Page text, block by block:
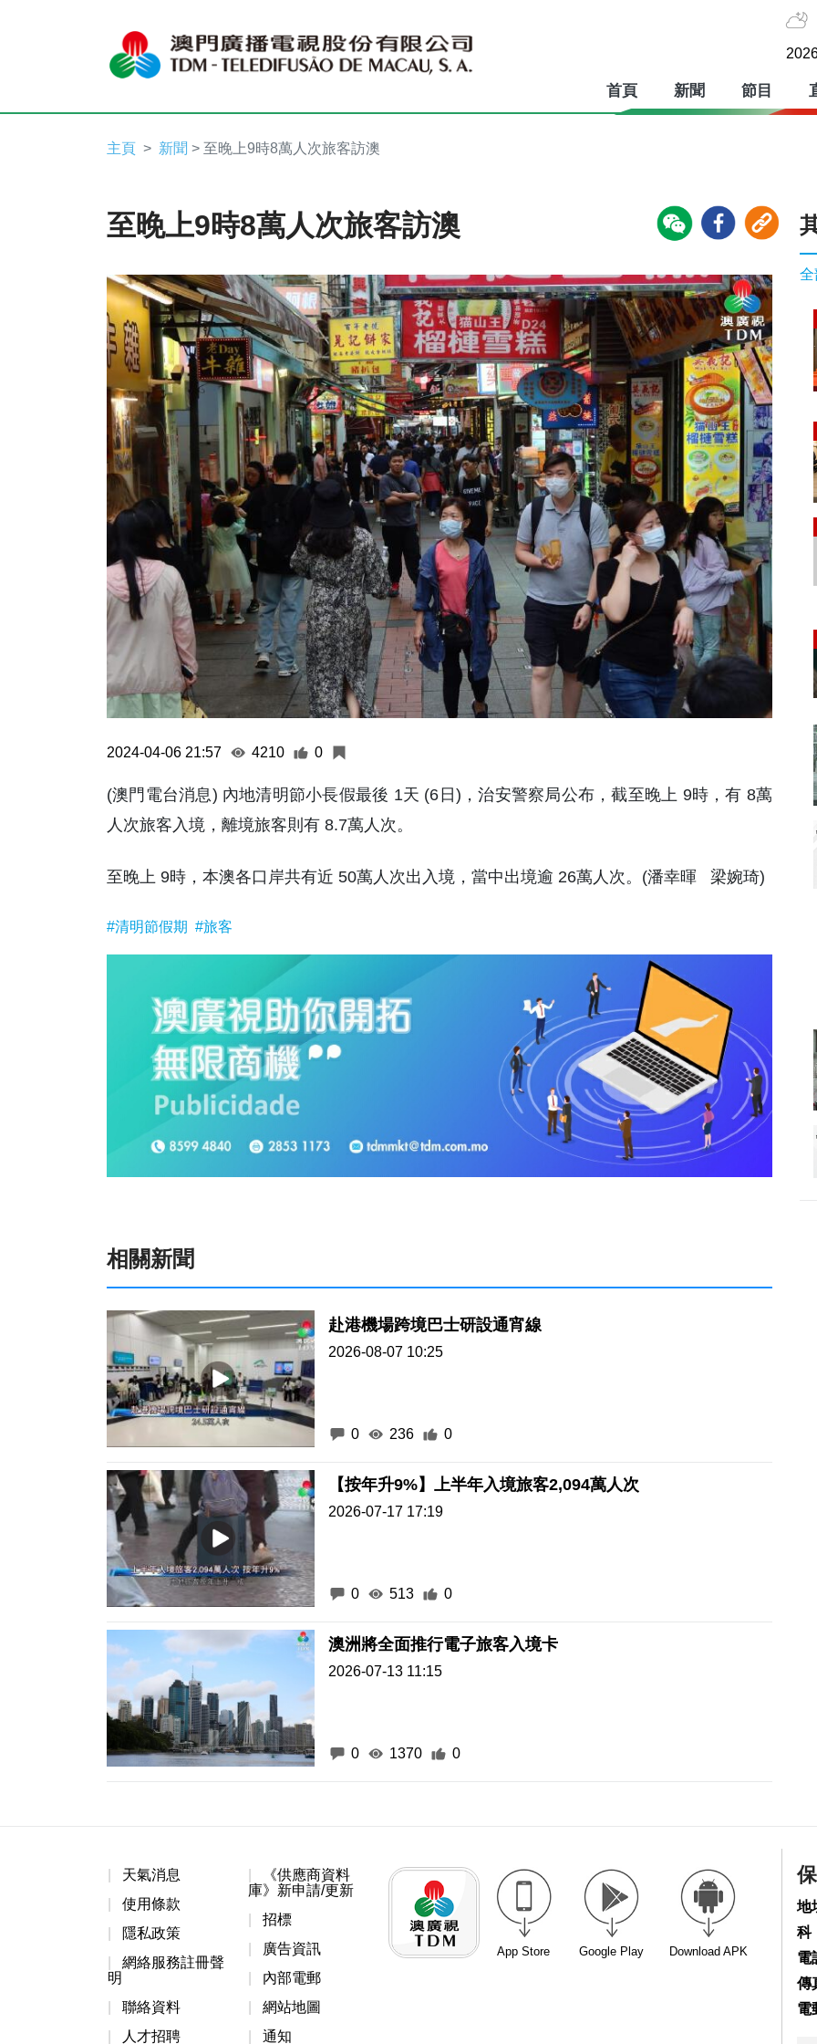
首頁 新聞 節目
主頁 新聞 > 至晚上9時8萬人次旅客訪澳
至晚上9時8萬人次旅客訪澳
2024-04-06 21:57 4210 0
(澳門電台消息) 內地清明節小長假最後 1天 (6日)，治安警察局公布，截至晚上 9時，有 8萬
人次旅客入境，離境旅客則有 8.7萬人次。
至晚上 9時，本澳各口岸共有近 50萬人次出入境，當中出境逾 26萬人次。(潘幸暉 梁婉琦)
#清明節假期 #旅客
相關新聞
赴港機場跨境巴士研設通宵線
2026-08-07 10:25
0 236 0
【按年升9%】上半年入境旅客2,094萬人次
2026-07-17 17:19
0 513 0
澳洲將全面推行電子旅客入境卡
2026-07-13 11:15
0 1370 0
全
天氣消息
使用條款
隱私政策
網絡服務註冊聲
明
聯絡資料
人才招聘
《供應商資料
庫》新申請/更新
招標
廣告資訊
內部電郵
網站地圖
通知
App Store Google Play Download APK
地
科
電
傳
電